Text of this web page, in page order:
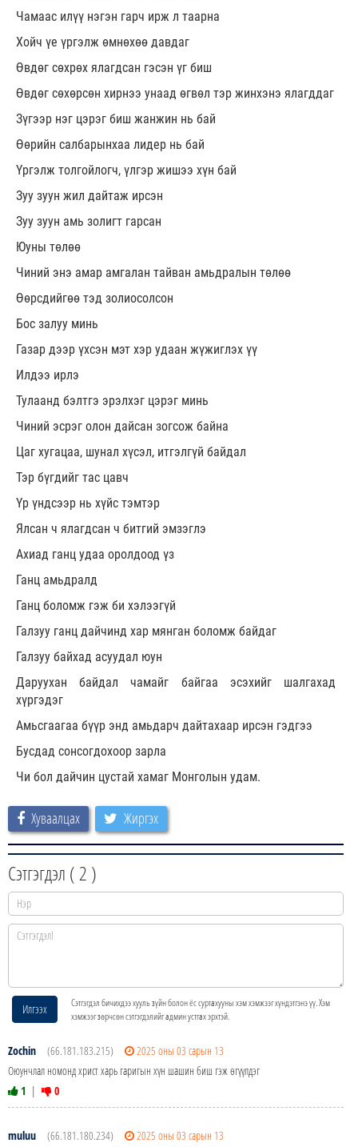
Чамаас илүү нэгэн гарч ирж л таарна
Хойч үе үргэлж өмнөхөө давдаг
Өвдөг сөхрөх ялагдсан гэсэн үг биш
Өвдөг сөхөрсөн хирнээ унаад өгвөл тэр жинхэнэ ялагддаг
Зүгээр нэг цэрэг биш жанжин нь бай
Өөрийн салбарынхаа лидер нь бай
Үргэлж толгойлогч, үлгэр жишээ хүн бай
Зуу зуун жил дайтаж ирсэн
Зуу зуун амь золигт гарсан
Юуны төлөө
Чиний энэ амар амгалан тайван амьдралын төлөө
Өөрсдийгөө тэд золиосолсон
Бос залуу минь
Газар дээр үхсэн мэт хэр удаан жүжиглэх үү
Илдээ ирлэ
Тулаанд бэлтгэ эрэлхэг цэрэг минь
Чиний эсрэг олон дайсан зогсож байна
Цаг хугацаа, шунал хүсэл, итгэлгүй байдал
Тэр бүгдийг тас цавч
Үр үндсээр нь хүйс тэмтэр
Ялсан ч ялагдсан ч битгий эмзэглэ
Ахиад ганц удаа оролдоод үз
Ганц амьдралд
Ганц боломж гэж би хэлээгүй
Галзуу ганц дайчинд хар мянган боломж байдаг
Галзуу байхад асуудал юун
Даруухан байдал чамайг байгаа эсэхийг шалгахад
хүргэдэг
Амьсгаагаа бүүр энд амьдарч дайтахаар ирсэн гэдгээ
Бусдад сонсогдохоор зарла
Чи бол дайчин цустай хамаг Монголын удам.
Хуваалцах Жиргэх
Сэтгэгдэл (2 )
Илгээх
Сэтгэгдэл бичихдээ хууль зүйн болон ёс суртахууны хэм хэмжээг хүндэтгэнэ үү. Хэм
хэмжээг зөрчсөн сэтгэгдэлийг админ устгах эрхтэй.
Zochin (66.181.183.215)
2025 оны 03 сарын 13
Оюунчлал номонд христ харь гаригын хүн шашин биш гэж өгүүлдэг
1 | 0
muluu (66.181.180.234) 2025 оны 03 сарын 13